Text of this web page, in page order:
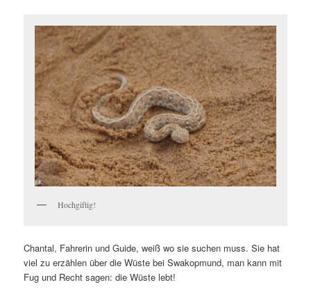
Hochgiftig!
Chantal, Fahrerin und Guide, weiß wo sie suchen muss. Sie hat
viel zu erzählen über die Wüste bei Swakopmund, man kann mit
Fug und Recht sagen: die Wüste lebt!